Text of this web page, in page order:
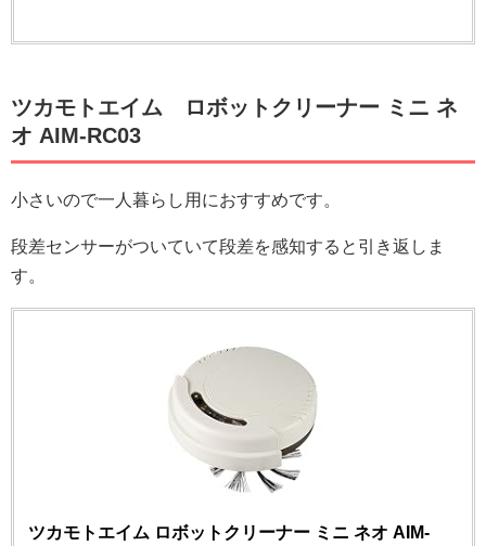
ツカモトエイム ロボットクリーナー ミニ ネ
オ AIM-RC03
小さいので一人暮らし用におすすめです。
段差センサーがついていて段差を感知すると引き返しま
す。
ツカモトエイム ロボットクリーナー ミニ ネオ AIM-